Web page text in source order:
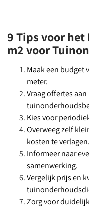
9 Tips voor
m2 voor
Maak een budget
meter.
Vraag offertes
Kies voor
Overweeg zelf
kosten te verlagen.
Informeer naar
samenwerking.
Vergelijk prijs en
Zorg voor